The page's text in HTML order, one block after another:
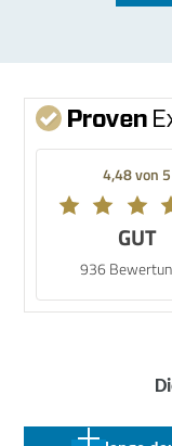
4,48 von 5
GUT
936